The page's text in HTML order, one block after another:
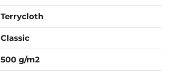
Terrycloth
Classic
500 g/m2